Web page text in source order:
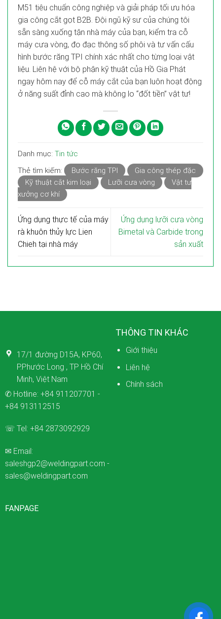
M51 tiêu chuẩn công nghiệp và giải pháp tối ưu hóa
gia công cắt gọt B2B. Đội ngũ kỹ sư của chúng tôi
sẵn sàng xuống tận nhà máy của bạn, kiểm tra cỗ
máy cưa vòng, đo đạc thông số phôi và tư vấn cấu
hình bước răng TPI chính xác nhất cho từng loại vật
liệu. Liên hệ với bộ phận kỹ thuật của Hồ Gia Phát
ngay hôm nay để cỗ máy cắt của bạn luôn hoạt động
ở năng suất đỉnh cao mà không lo “đốt tiền” vật tư!
Danh mục: Tin tức
Thẻ tìm kiếm:
Bước răng TPI
Gia công thép đặc
Kỹ thuật cắt kim loại
Lưỡi cưa vòng
Vật tư
xưởng cơ khí
Ứng dụng thực tế của máy
rà khuôn thủy lực Lien
Chieh tại nhà máy
Ứng dụng lưỡi cưa vòng
Bimetal và Carbide trong
sản xuất
17/1 đường D15A, KP60,
P.Phước Long , TP Hồ Chí
Minh, Việt Nam
✆ Hotline: +84 911207701 -
+84 913112515
☏ Tel: +84 2873092929
✉ Email:
saleshgp2@weldingpart.com -
sales@weldingpart.com
THÔNG TIN KHÁC
Giới thiệu
Liên hệ
Chính sách
FANPAGE